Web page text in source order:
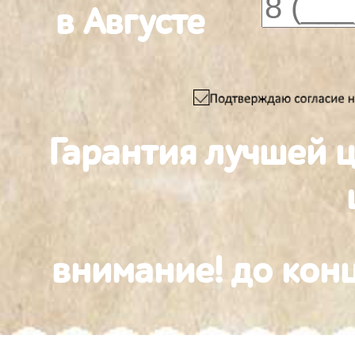
в Августе
Гарантия лучшей
внимание! до